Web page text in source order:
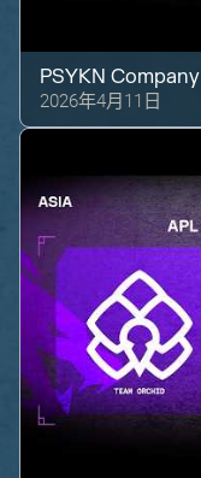
PSYKN Company
2026年4月11日